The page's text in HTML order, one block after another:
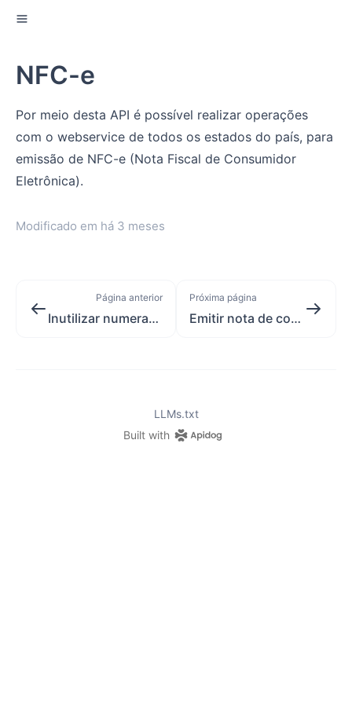
NFC-e
Por meio desta API é possível realizar operações
com o webservice de todos os estados do país, para
emissão de NFC-e (Nota Fiscal de Consumidor
Eletrônica).
Modificado em há 3 meses
Página anterior
Inutilizar numeração de nota fiscal (NF-e)
Próxima página
Emitir nota de consumidor
LLMs.txt
Built with